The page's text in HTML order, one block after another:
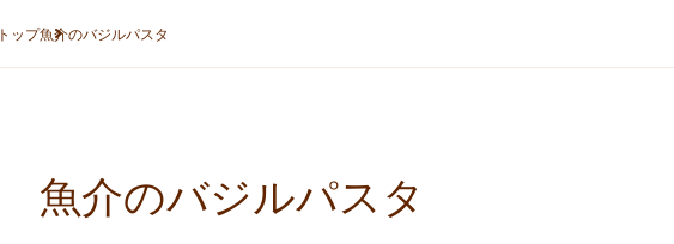
トップ魚介のバジルパスタ
魚介のバジルパスタ